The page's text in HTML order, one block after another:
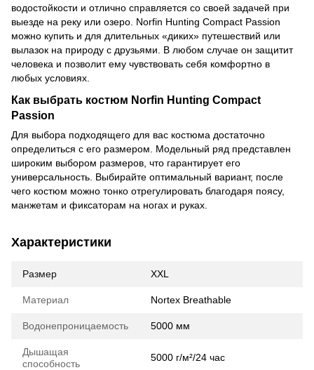
водостойкости и отлично справляется со своей задачей при
выезде на реку или озеро. Norfin Hunting Compact Passion
можно купить и для длительных «диких» путешествий или
вылазок на природу с друзьями. В любом случае он защитит
человека и позволит ему чувствовать себя комфортно в
любых условиях.
Как выбрать костюм Norfin Hunting Compact
Passion
Для выбора подходящего для вас костюма достаточно
определиться с его размером. Модельный ряд представлен
широким выбором размеров, что гарантирует его
универсальность. Выбирайте оптимальный вариант, после
чего костюм можно тонко отрегулировать благодаря поясу,
манжетам и фиксаторам на ногах и руках.
Характеристики
Размер XXL
Материал Nortex Breathable
Водонепроницаемость 5000 мм
Дышащая
способность
5000 г/м²/24 час